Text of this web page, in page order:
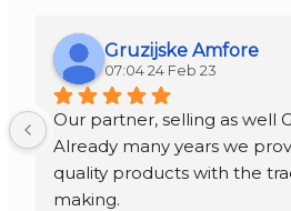
Gruzijske Amfore
07:04 24 Feb 23
Our partner, selling as well
Already many years we
quality products with the
making.